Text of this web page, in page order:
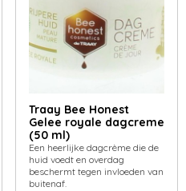
Traay Bee Honest
Gelee royale dagcreme
(50 ml)
Een heerlijke dagcrème die de
huid voedt en overdag
beschermt tegen invloeden van
buitenaf.